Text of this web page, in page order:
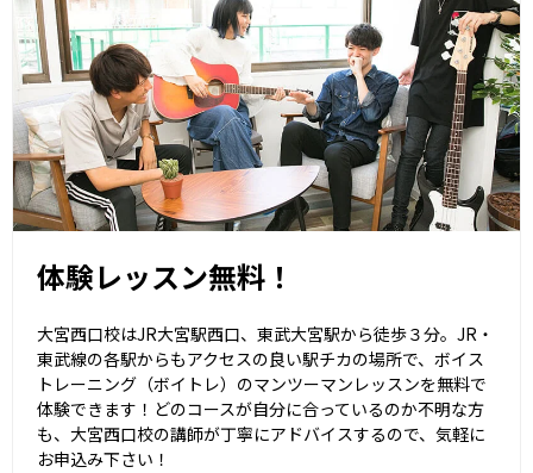
体験レッスン無料！
大宮西口校はJR大宮駅西口、東武大宮駅から徒歩３分。JR・
東武線の各駅からもアクセスの良い駅チカの場所で、ボイス
トレーニング（ボイトレ）のマンツーマンレッスンを無料で
体験できます！どのコースが自分に合っているのか不明な方
も、大宮西口校の講師が丁寧にアドバイスするので、気軽に
お申込み下さい！